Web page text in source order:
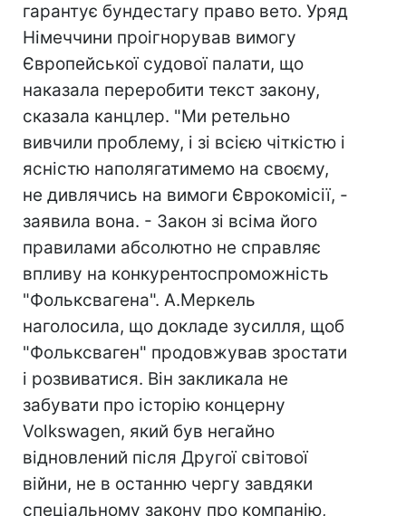
гарантує бундестагу право вето. Уряд
Німеччини проігнорував вимогу
Європейської судової палати, що
наказала переробити текст закону,
сказала канцлер. "Ми ретельно
вивчили проблему, і зі всією чіткістю і
ясністю наполягатимемо на своєму,
не дивлячись на вимоги Єврокомісії, -
заявила вона. - Закон зі всіма його
правилами абсолютно не справляє
впливу на конкурентоспроможність
"Фольксвагена". А.Меркель
наголосила, що докладе зусилля, щоб
"Фольксваген" продовжував зростати
і розвиватися. Він закликала не
забувати про історію концерну
Volkswagen, який був негайно
відновлений після Другої світової
війни, не в останню чергу завдяки
спеціальному закону про компанію,